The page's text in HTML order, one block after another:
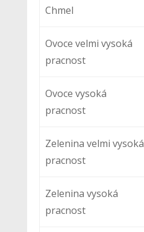
Chmel
Ovoce velmi vysoká
pracnost
Ovoce vysoká
pracnost
Zelenina velmi vysoká
pracnost
Zelenina vysoká
pracnost